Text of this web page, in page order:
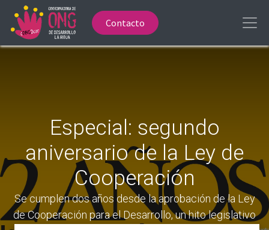
Contacto
Especial: segundo
aniversario de la Ley de
Cooperación
Se cumplen dos años desde la aprobación de la Ley
de Cooperación para el Desarrollo, un hito legislativo